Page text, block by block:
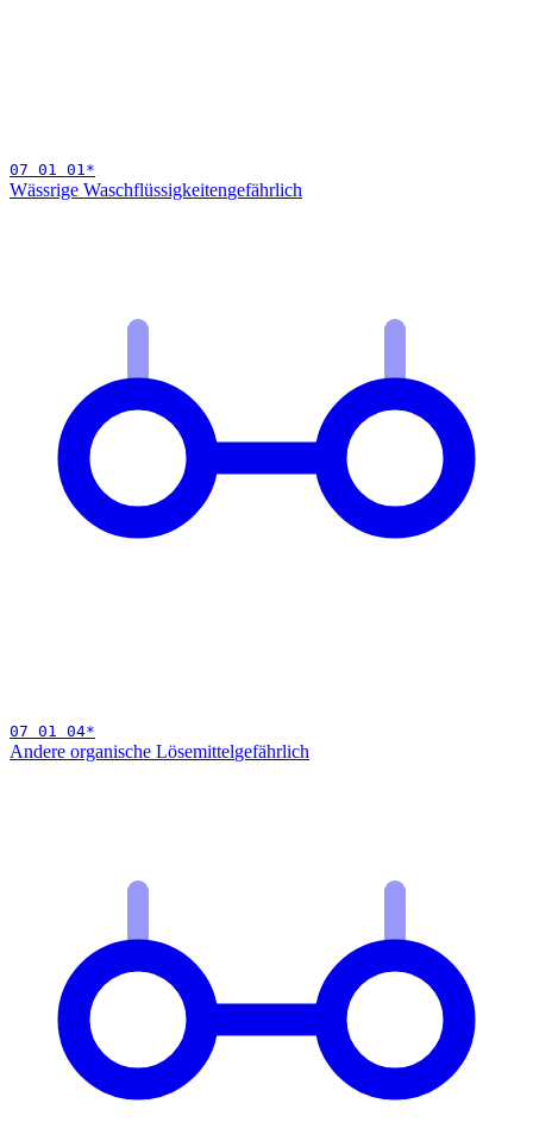
07 01 01*
Wässrige Waschflüssigkeitengefährlich
07 01 04*
Andere organische Lösemittelgefährlich